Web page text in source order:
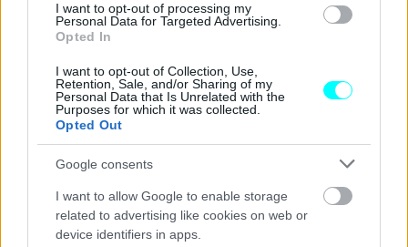
I want to opt-out of processing my
Personal Data for Targeted Advertising.
Opted In
I want to opt-out of Collection, Use,
Retention, Sale, and/or Sharing of my
Personal Data that Is Unrelated with the
Purposes for which it was collected.
Opted Out
Google consents
I want to allow Google to enable storage
related to advertising like cookies on web or
device identifiers in apps.